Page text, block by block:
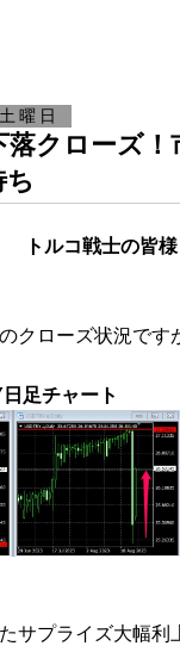
曜日
落クローズ
トルコ戦士の皆様
クローズ状況です
足チャート
サプライズ大幅利